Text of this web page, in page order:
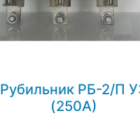
Рубильник РБ-2/П
(250А)